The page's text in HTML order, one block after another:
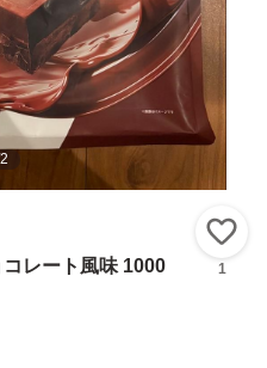
2
レート風味 1000
1